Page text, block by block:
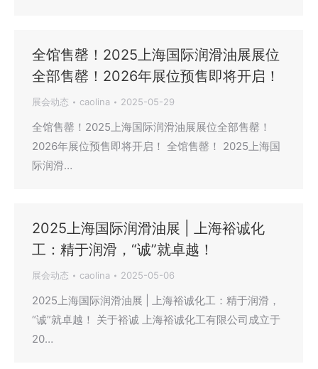
全馆售罄！2025上海国际润滑油展展位
全部售罄！2026年展位预售即将开启！
展会动态 caolina 2025-05-29
全馆售罄！2025上海国际润滑油展展位全部售罄！
2026年展位预售即将开启！ 全馆售罄！ 2025上海国
际润滑…
2025上海国际润滑油展 | 上海裕诚化
工：精于润滑，“诚”就卓越！
展会动态 caolina 2025-05-06
2025上海国际润滑油展 | 上海裕诚化工：精于润滑，
“诚”就卓越！ 关于裕诚 上海裕诚化工有限公司成立于
20…